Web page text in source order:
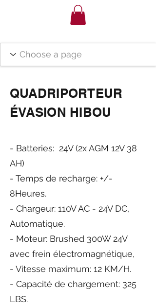
QUADRIPORTEUR
ÉVASION HIBOU
- Batteries: 24V (2x AGM 12V 38
AH)
- Temps de recharge: +/-
8Heures.
- Chargeur: 110V AC - 24V DC,
Automatique.
- Moteur: Brushed 300W 24V
avec frein électromagnétique,
- Vitesse maximum: 12 KM/H.
- Capacité de chargement: 325
LBS.